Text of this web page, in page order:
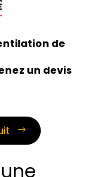
de
un devis